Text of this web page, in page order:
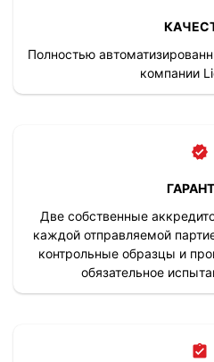
Полностью
компании
Две собственные
каждой отправляемой
контрольные образцы и
обязательное